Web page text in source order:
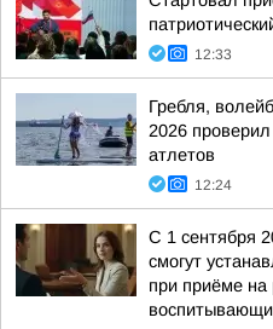
12:33
Гребля,
2026
атлетов
12:24
С 1 сентября
смогут
при приёме